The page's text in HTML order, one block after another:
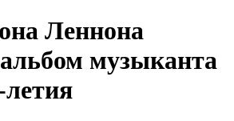
Леннона
музыканта
летия